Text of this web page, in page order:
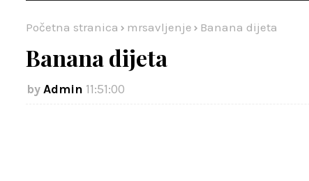
Početna stranica mrsavljenje Banana dijeta
Banana dijeta
Admin 11:51:00